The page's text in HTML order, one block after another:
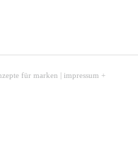
für marken | impressum +